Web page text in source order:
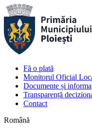
Fă o plată
Monitorul Oficial
Documente și
Transparență
Contact
Română